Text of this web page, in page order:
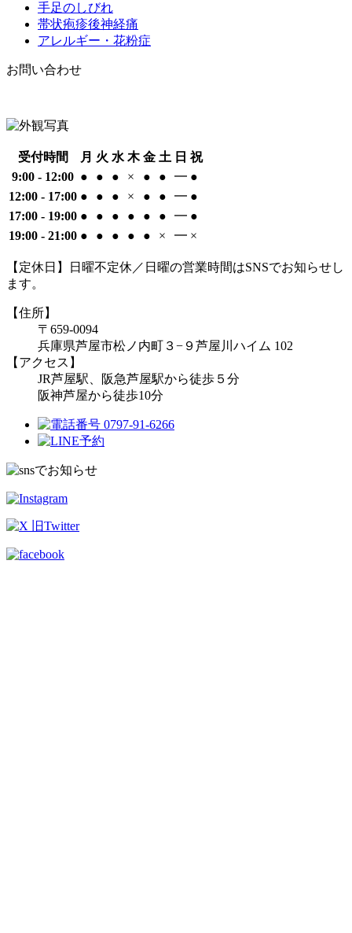
手足のしびれ
帯状疱疹後神経痛
アレルギー・花粉症
お問い合わせ
受付時間 月 火 水 木 金 土 日 祝
9:00 - 12:00 ● ● ● × ● ● ━ ●
12:00 - 17:00 ● ● ● × ● ● ━ ●
17:00 - 19:00 ● ● ● ● ● ● ━ ●
19:00 - 21:00 ● ● ● ● ● × ━ ×
【定休日】日曜不定休／日曜の営業時間はSNSでお知らせし
ます。
【住所】
〒659-0094
兵庫県芦屋市松ノ内町３−９ 芦屋川ハイム 102
【アクセス】
JR芦屋駅、阪急芦屋駅から徒歩５分
阪神芦屋から徒歩10分